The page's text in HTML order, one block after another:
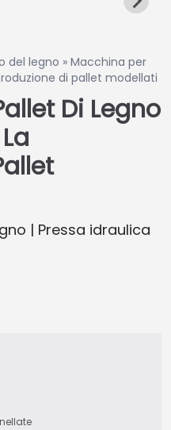
del legno » Macchina per
di pallet modellati
Di Legno
| Pressa idraulica